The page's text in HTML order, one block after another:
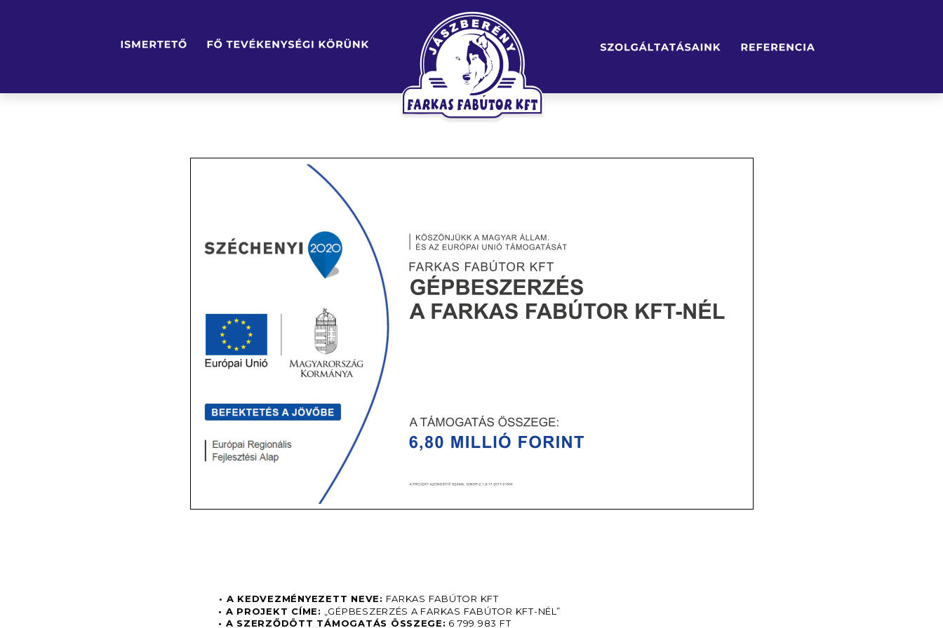
• A KEDVEZMÉNYEZETT NEVE: FARKAS FABÚTOR KFT
• A PROJEKT CÍME:
„GÉPBESZERZÉS A FARKAS FABÚTOR KFT-NÉL”
• A SZERZŐDÖTT TÁMOGATÁS ÖSSZEGE: 6 799 983 FT